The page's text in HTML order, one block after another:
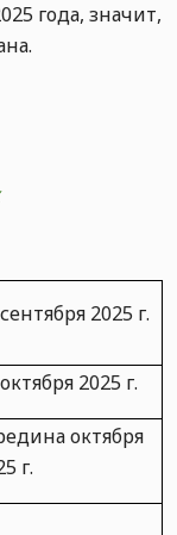
года, значит,
2025 г.
2025 г.
октября
г.